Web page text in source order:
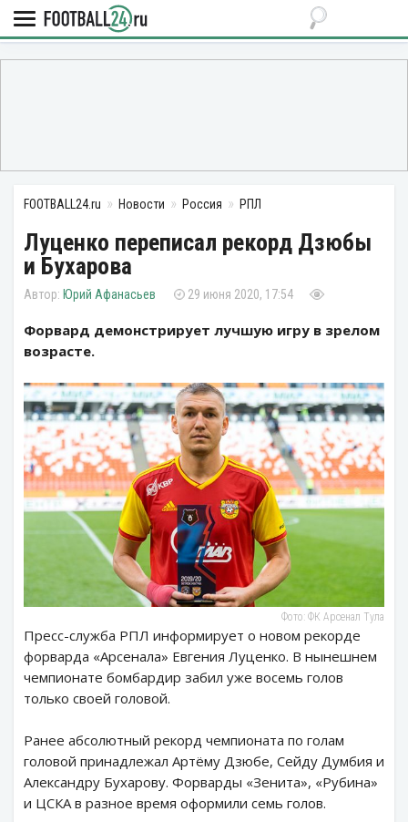
FOOTBALL24.ru Новости Россия РПЛ
Луценко переписал рекорд Дзюбы
и Бухарова
Юрий Афанасьев 29 июня 2020, 17:54
Форвард демонстрирует лучшую игру в зрелом
возрасте.
Фото: ФК Арсенал Тула
Пресс-служба РПЛ информирует о новом рекорде
форварда «Арсенала» Евгения Луценко. В нынешнем
чемпионате бомбардир забил уже восемь голов
только своей головой.
Ранее абсолютный рекорд чемпионата по голам
головой принадлежал Артёму Дзюбе, Сейду Думбия и
Александру Бухарову. Форварды «Зенита», «Рубина»
и ЦСКА в разное время оформили семь голов.